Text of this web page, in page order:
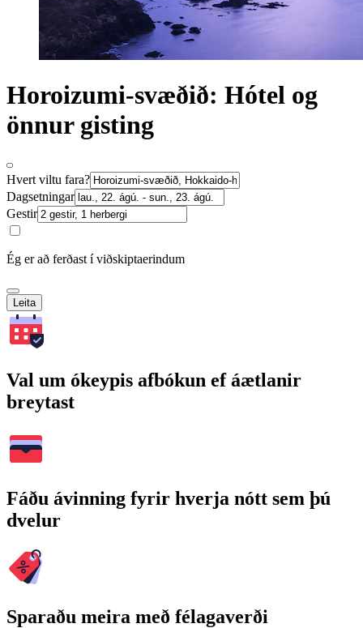
Horoizumi-svæðið: Hótel og
önnur gisting
Hvert viltu fara?
Dagsetningar
Gestir
Ég er að ferðast í viðskiptaerindum
Leita
Val um ókeypis afbókun ef áætlanir
breytast
Fáðu ávinning fyrir hverja nótt sem þú
dvelur
Sparaðu meira með félagaverði